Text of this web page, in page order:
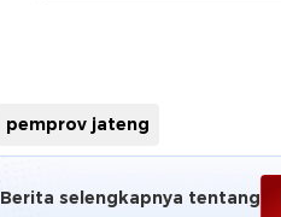
pemprov jateng
Berita selengkapnya tentang